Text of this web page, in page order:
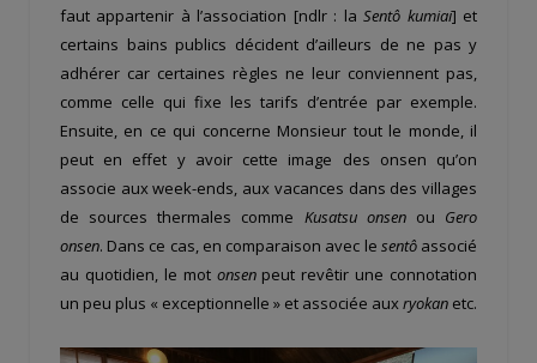
faut appartenir à l’association [ndlr : laSentô kumiai] et
certains bains publics décident d’ailleurs de ne pas y
adhérer car certaines règles ne leur conviennent pas,
comme celle qui fixe les tarifs d’entrée par exemple.
Ensuite, en ce qui concerne Monsieur tout le monde, il
peut en effet y avoir cette image des onsen qu’on
associe aux week-ends, aux vacances dans des villages
de sources thermales comme Kusatsu onsenou Gero
onsen. Dans ce cas, en comparaison avec le sentôassocié
au quotidien, le mot onsenpeut revêtir une connotation
un peu plus « exceptionnelle » et associée auxryokan etc.